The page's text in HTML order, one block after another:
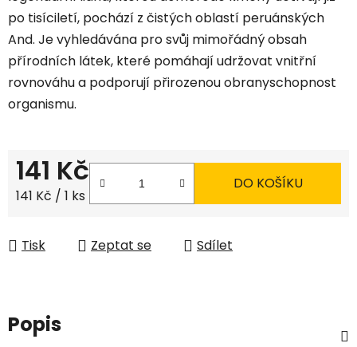
po tisíciletí, pochází z čistých oblastí peruánských
And. Je vyhledávána pro svůj mimořádný obsah
přírodních látek, které pomáhají udržovat vnitřní
rovnováhu a podporují přirozenou obranyschopnost
organismu.
141 Kč
Měrná cena:
141 Kč / 1 ks
DO KOŠÍKU
Tisk Zeptat se Sdílet
Popis